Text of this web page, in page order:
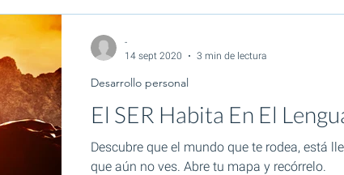
El SER Habita En El
Descubre que el mundo que te rodea, está
que aún no ves. Abre tu mapa y recórrelo.
Desarrollo personal
-
14 sept 2020
3 min de lectura